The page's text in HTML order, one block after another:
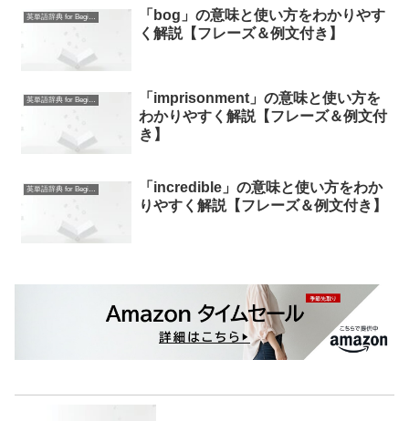
英単語辞典 for Beginners
「bog」の意味と使い方をわかりやす
く解説【フレーズ＆例文付き】
英単語辞典 for Beginners
「imprisonment」の意味と使い方を
わかりやすく解説【フレーズ＆例文付
き】
英単語辞典 for Beginners
「incredible」の意味と使い方をわか
りやすく解説【フレーズ＆例文付き】